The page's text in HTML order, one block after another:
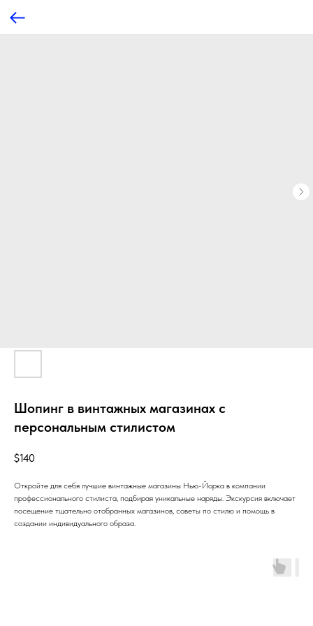
Шопинг в винтажных магазинах с
персональным стилистом
$140
Откройте для себя лучшие винтажные магазины Нью-Йорка в компании
профессионального стилиста, подбирая уникальные наряды. Экскурсия включает
посещение тщательно отобранных магазинов, советы по стилю и помощь в
создании индивидуального образа.